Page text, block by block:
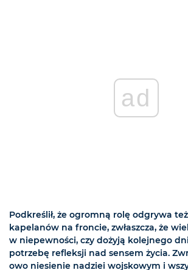
ad
Podkreślił, że ogromną rolę odgrywa
kapelanów na froncie, zwłaszcza, że
w niepewności, czy dożyją kolejnego
potrzebę refleksji nad sensem życia.
owo niesienie nadziei wojskowym i